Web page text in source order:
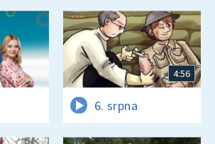
4:56
6. srpna